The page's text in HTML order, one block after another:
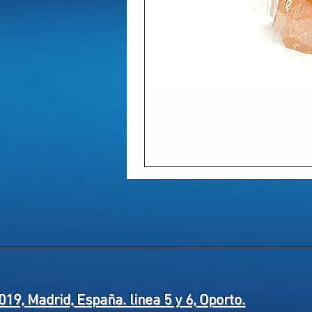
Madrid, España. linea 5 y 6, Oporto.